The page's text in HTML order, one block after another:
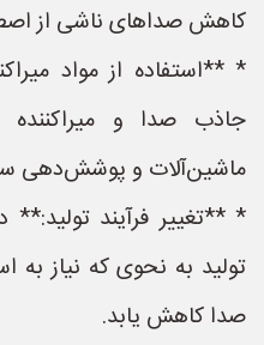
کاهش صداهای ناشی از
* **استفاده از مواد
جاذب صدا و
ماشین‌آلات و پوشش‌دهی
* **تغییر فرآیند تولید:**
تولید به نحوی که نیاز به
صدا کاهش یابد.